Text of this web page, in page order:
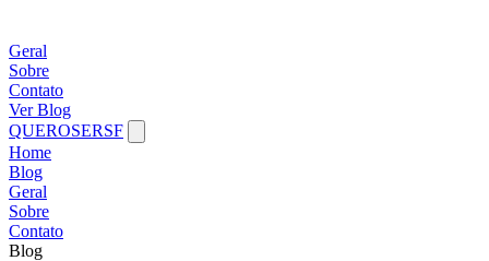
Geral
Sobre
Contato
Ver Blog
QUEROSERSF
Home
Blog
Geral
Sobre
Contato
Blog